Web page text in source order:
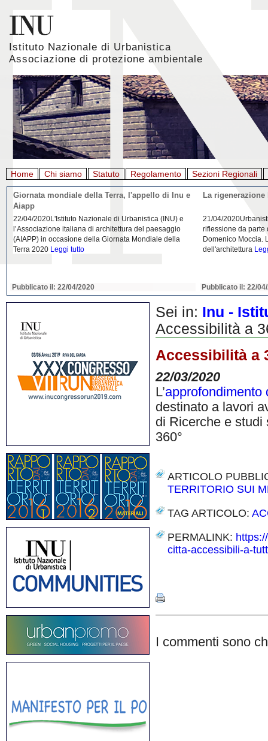
Istituto Nazionale di Urbanistica
Associazione di protezione ambientale
Home Chi siamo Statuto Regolamento Sezioni Regionali
Giornata mondiale della Terra, l'appello di Inu e
Aiapp
22/04/2020L'Istituto Nazionale di Urbanistica (INU) e
l’Associazione italiana di architettura del paesaggio
(AIAPP) in occasione della Giornata Mondiale della
Terra 2020 Leggi tutto
Pubblicato il: 22/04/2020
La
21/04/
riflessione da parte
Domenico Moccia.
dell'architettura
Pubblicato il: 22/
Sei in: Inu -
Accessibilità a
Accessibilità a
22/03/2020
L’approfondimento
destinato a lavori
di Ricerche e studi
360°
ARTICOLO
TERRITORIO SUI
TAG ARTICOLO:
PERMALINK:
citta-accessibili-a-
I commenti sono